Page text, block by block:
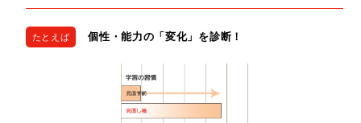
たとえば 個性・能力の「変化」を診断！